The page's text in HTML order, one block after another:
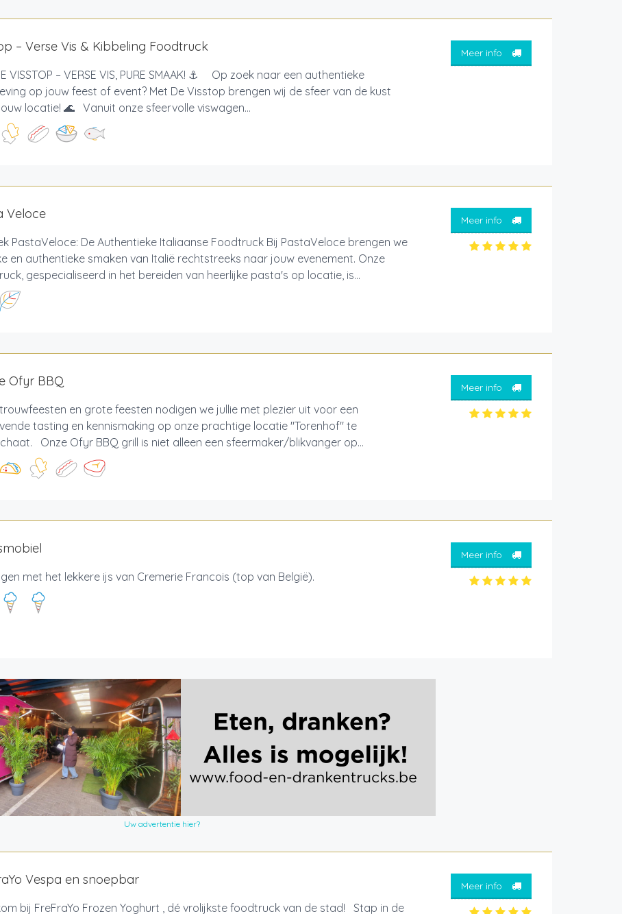
– Verse Vis & Kibbeling Foodtruck
VISSTOP – VERSE VIS, PURE SMAAK! ⚓ Op zoek naar een authentieke
op jouw feest of event? Met De Visstop brengen wij de sfeer van de kust
locatie! 🌊 Vanuit onze sfeervolle viswagen...
Meer info
Veloce
PastaVeloce: De Authentieke Italiaanse Foodtruck Bij PastaVeloce brengen we
en authentieke smaken van Italië rechtstreeks naar jouw evenement. Onze
gespecialiseerd in het bereiden van heerlijke pasta's op locatie, is...
Meer info
Ofyr BBQ
en grote feesten nodigen we jullie met plezier uit voor een
tasting en kennismaking op onze prachtige locatie "Torenhof" te
Onze Ofyr BBQ grill is niet alleen een sfeermaker/blikvanger op...
Meer info
met het lekkere ijs van Cremerie Francois (top van België).
Meer info
Uw advertentie hier?
Vespa en snoepbar
bij FreFraYo Frozen Yoghurt , dé vrolijkste foodtruck van de stad! Stap in de
Meer info